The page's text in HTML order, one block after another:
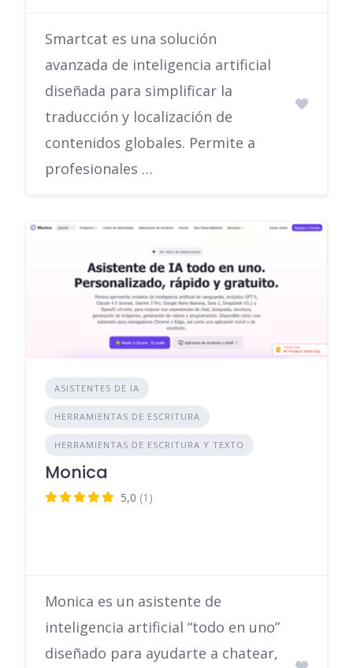
Smartcat es una solución
avanzada de inteligencia artificial
diseñada para simplificar la
traducción y localización de
contenidos globales. Permite a
profesionales …
ASISTENTES DE IA
HERRAMIENTAS DE ESCRITURA
HERRAMIENTAS DE ESCRITURA Y TEXTO
Monica
5,0 (1)
Monica es un asistente de
inteligencia artificial “todo en uno”
diseñado para ayudarte a chatear,